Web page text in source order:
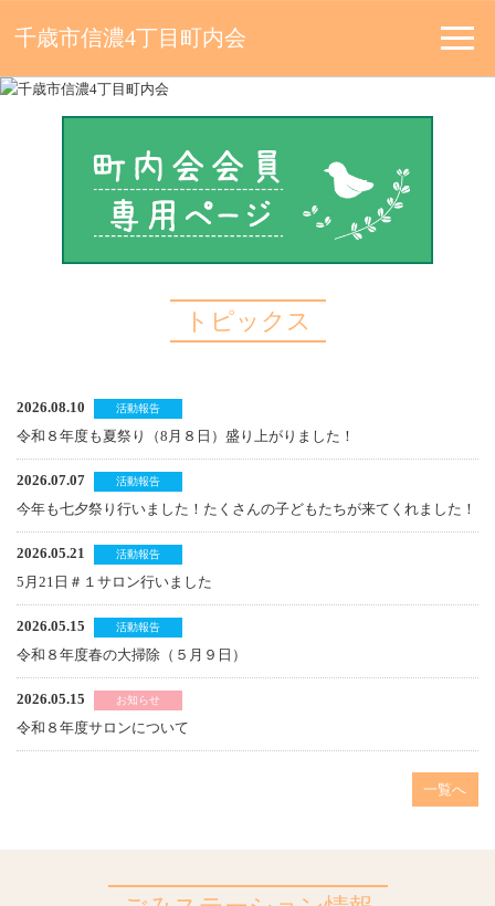
千歳市信濃4丁目町内会
トピックス
2026.08.10 活動報告
令和８年度も夏祭り（8月８日）盛り上がりました！
2026.07.07 活動報告
今年も七夕祭り行いました！たくさんの子どもたちが来てくれました！
2026.05.21 活動報告
5月21日＃１サロン行いました
2026.05.15 活動報告
令和８年度春の大掃除（５月９日）
2026.05.15 お知らせ
令和８年度サロンについて
一覧へ